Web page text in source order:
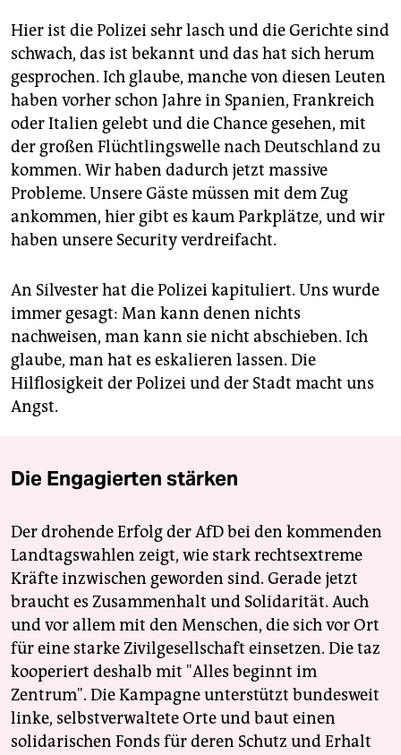
Hier ist die Polizei sehr lasch und die Gerichte sind
schwach, das ist bekannt und das hat sich herum
gesprochen. Ich glaube, manche von diesen Leuten
haben vorher schon Jahre in Spanien, Frankreich
oder Italien gelebt und die Chance gesehen, mit
der großen Flüchtlingswelle nach Deutschland zu
kommen. Wir haben dadurch jetzt massive
Probleme. Unsere Gäste müssen mit dem Zug
ankommen, hier gibt es kaum Parkplätze, und wir
haben unsere Security verdreifacht.
An Silvester hat die Polizei kapituliert. Uns wurde
immer gesagt: Man kann denen nichts
nachweisen, man kann sie nicht abschieben. Ich
glaube, man hat es eskalieren lassen. Die
Hilflosigkeit der Polizei und der Stadt macht uns
Angst.
Die Engagierten stärken
Der drohende Erfolg der AfD bei den kommenden
Landtagswahlen zeigt, wie stark rechtsextreme
Kräfte inzwischen geworden sind. Gerade jetzt
braucht es Zusammenhalt und Solidarität. Auch
und vor allem mit den Menschen, die sich vor Ort
für eine starke Zivilgesellschaft einsetzen. Die taz
kooperiert deshalb mit "Alles beginnt im
Zentrum". Die Kampagne unterstützt bundesweit
linke, selbstverwaltete Orte und baut einen
solidarischen Fonds für deren Schutz und Erhalt